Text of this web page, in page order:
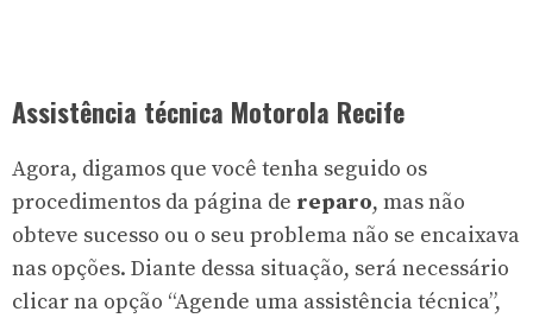
Assistência técnica Motorola Recife
Agora, digamos que você tenha seguido os
procedimentos da página de reparo, mas não
obteve sucesso ou o seu problema não se encaixava
nas opções. Diante dessa situação, será necessário
clicar na opção “Agende uma assistência técnica”,